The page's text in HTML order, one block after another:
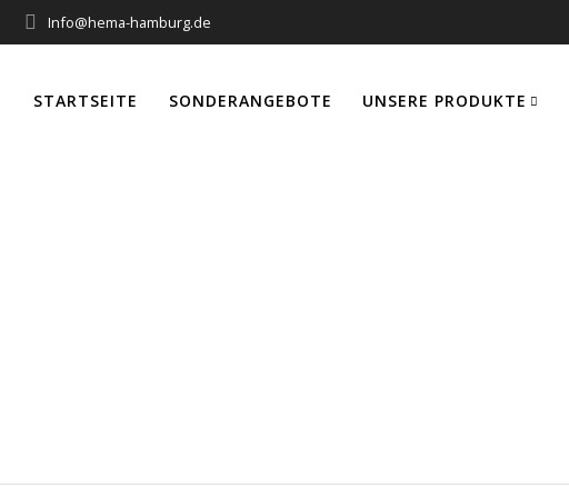
Info@hema-hamburg.de
STARTSEITE SONDERANGEBOTE UNSERE PRODUKTE